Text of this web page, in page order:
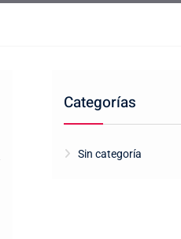
Categorías
Sin categoría